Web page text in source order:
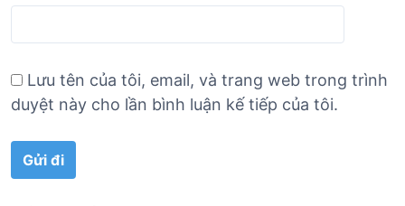
Lưu tên của tôi, email, và trang web trong trình
duyệt này cho lần bình luận kế tiếp của tôi.